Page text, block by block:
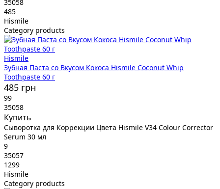
35058
485
Hismile
Category products
Hismile
Зубная Паста со Вкусом Кокоса Hismile Coconut Whip
Toothpaste 60 г
485 грн
99
35058
Купить
Сыворотка для Коррекции Цвета Hismile V34 Colour Corrector
Serum 30 мл
9
35057
1299
Hismile
Category products